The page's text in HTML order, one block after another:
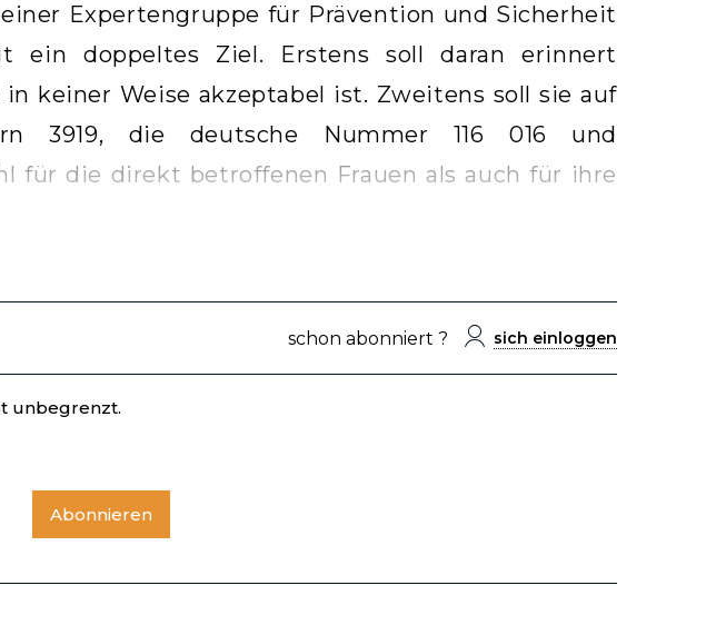
Expertengruppe für Prävention und Sicherheit
ein doppeltes Ziel. Erstens soll daran erinnert
keiner Weise akzeptabel ist. Zweitens soll sie auf
3919, die deutsche Nummer 116 016 und
für die direkt betroffenen Frauen als auch für ihre
schon abonniert ? sich einloggen
unbegrenzt.
Abonnieren